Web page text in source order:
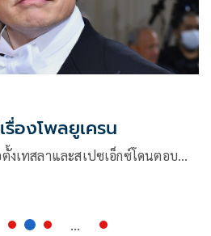
เรื่องโพลยูเครน
งเทสลาและสเปซเอ็กซ์โดนตอบ…
...